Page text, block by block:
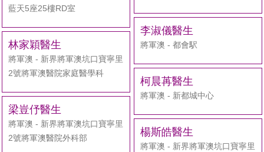
藍天5座25樓RD室
李淑儀醫生
將軍澳 - 都會駅
林家穎醫生
將軍澳 - 新界將軍澳坑口寶寧里
2號將軍澳醫院家庭醫學科
柯晨苒醫生
將軍澳 - 新都城中心
梁豈伃醫生
將軍澳 - 新界將軍澳坑口寶寧里
2號將軍澳醫院外科部
楊斯皓醫生
將軍澳 - 新界將軍澳坑口寶寧里